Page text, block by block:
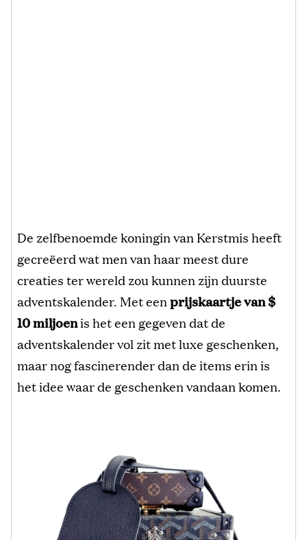
De zelfbenoemde koningin van Kerstmis heeft
gecreëerd wat men van haar meest dure
creaties ter wereld zou kunnen zijn duurste
adventskalender. Met eenprijskaartje van $
10 miljoenis het een gegeven dat de
adventskalender vol zit met luxe geschenken,
maar nog fascinerender dan de items erin is
het idee waar de geschenken vandaan komen.